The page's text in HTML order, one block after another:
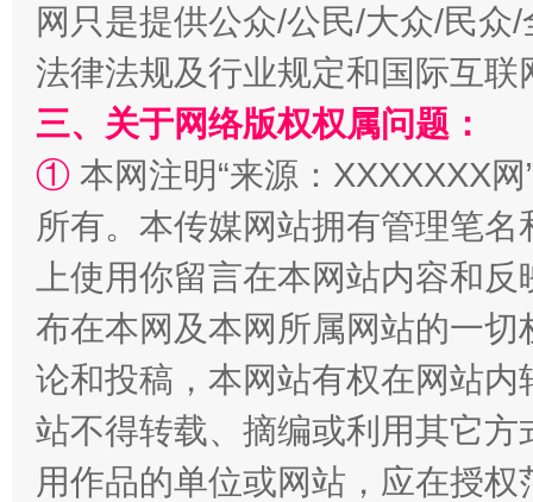
阿坝州三大球赛在茂县开幕 规模
国家大学科技园优化重塑工作
网只是提供公众/公民/大众/民
法律法规及行业规定和国际互
三、关于网络版权权属问题：
① 本网注明“来源：XXXXXXX
所有。本传媒网站拥有管理笔
上使用你留言在本网站内容和
布在本网及本网所属网站的一
论和投稿，本网站有权在网站
站不得转载、摘编或利用其它
用作品的单位或网站，应在授